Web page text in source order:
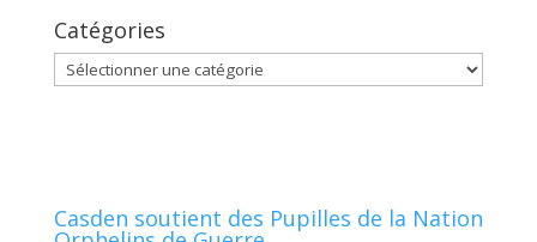
Catégories
Catégories
Casden soutient des Pupilles de la Nation